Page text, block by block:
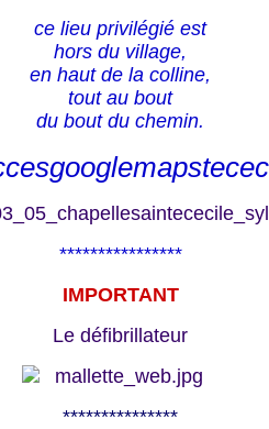
ce lieu privilégié est
hors du village,
en haut de la colline,
tout au bout
du bout du chemin.
****************
IMPORTANT
Le défibrillateur
***************